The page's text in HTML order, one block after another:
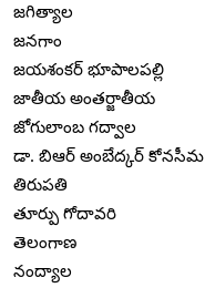
జగిత్యాల
జనగాం
జయశంకర్ భూపాలపల్లి
జాతీయ అంతర్జాతీయ
జోగులాంబ గద్వాల
డా. బిఆర్ అంబేద్కర్ కోనసీమ
తిరుపతి
తూర్పు గోదావరి
తెలంగాణ
నంద్యాల